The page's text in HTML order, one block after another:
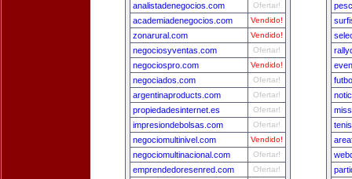
analistadenegocios.com Ofertar!
academiadenegocios.com Vendido!
zonarural.com Vendido!
negociosyventas.com Ofertar!
negociospro.com Vendido!
negociados.com Ofertar!
argentinaproducts.com Ofertar!
propiedadesinternet.es Ofertar!
impresiondebolsas.com Ofertar!
negociomultinivel.com Vendido!
negociomultinacional.com Ofertar!
emprendedoresenred.com Ofertar!